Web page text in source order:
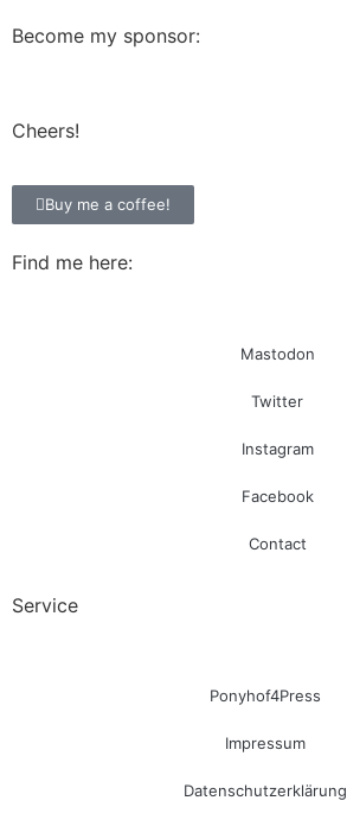
Become my sponsor:
Cheers!
Buy me a coffee!
Find me here:
Mastodon
Twitter
Instagram
Facebook
Contact
Service
Ponyhof4Press
Impressum
Datenschutzerklärung